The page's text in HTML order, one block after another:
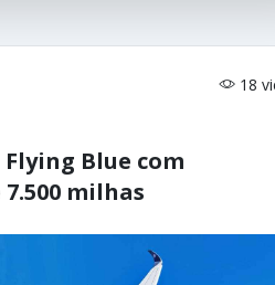
18
Blue com
milhas